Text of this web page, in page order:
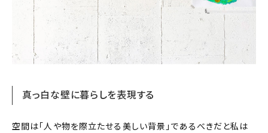
真っ白な壁に暮らしを表現する
空間は「人や物を際立たせる美しい背景」であるべきだと私は